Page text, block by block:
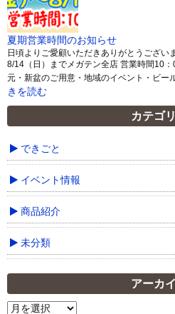
夏期営業時間のお知らせ
日頃よりご愛顧いただきありがとうござい
8/14（日）までメガテン全店 営業時間10
元・新盆のご用意・地域のイベント・ビー
きを読む
カテゴ
できごと
イベント情報
商品紹介
未分類
アーカ
ア